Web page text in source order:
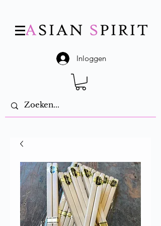
Inloggen